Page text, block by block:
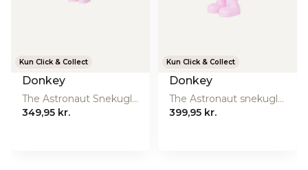
https://www.lund-stougaard.com/
Kun Click & Collect
Donkey
The Astronaut Snekugle, Lille - Pink
349,95 kr.
Kun Click & Collect
Donkey
The Astronaut snekugle, Medium - Pink
399,95 kr.